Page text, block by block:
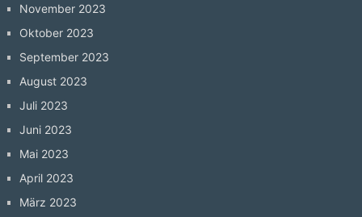
November 2023
Oktober 2023
September 2023
August 2023
Juli 2023
Juni 2023
Mai 2023
April 2023
März 2023